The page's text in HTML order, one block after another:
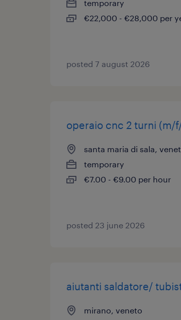
temporary
€22,000 - €28,000 per
posted 7 august 2026
operaio cnc 2 turni (m/
santa maria di sala,
temporary
€7.00 - €9.00 per hour
posted 23 june 2026
aiutanti saldatore/
mirano, veneto